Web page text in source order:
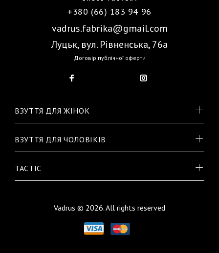
+380 (66) 183 94 96
vadrus.fabrika@gmail.com
Луцьк, вул. Рівненська, 76а
Договір публічної оферти
ВЗУТТЯ ДЛЯ ЖІНОК
ВЗУТТЯ ДЛЯ ЧОЛОВІКІВ
TACTIC
Vadrus © 2026. All rights reserved